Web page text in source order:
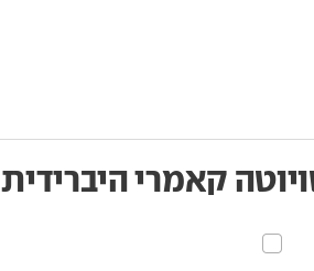
קאמרי היברידית